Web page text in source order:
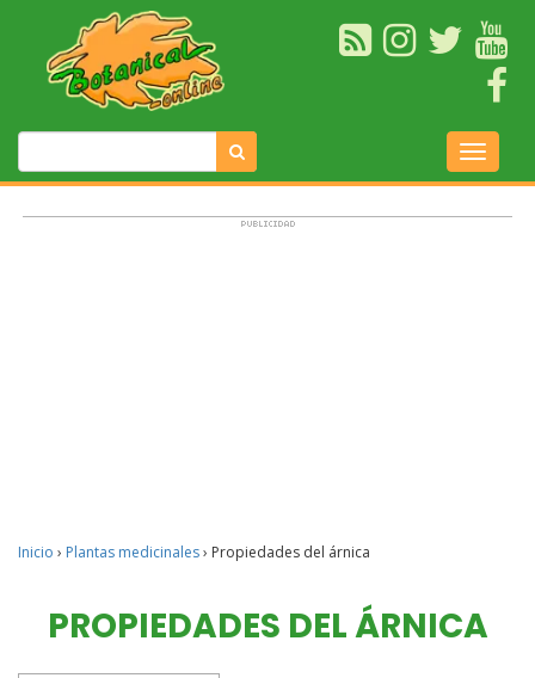
Inicio › Plantas medicinales› Propiedades del árnica
PROPIEDADES DEL ÁRNICA